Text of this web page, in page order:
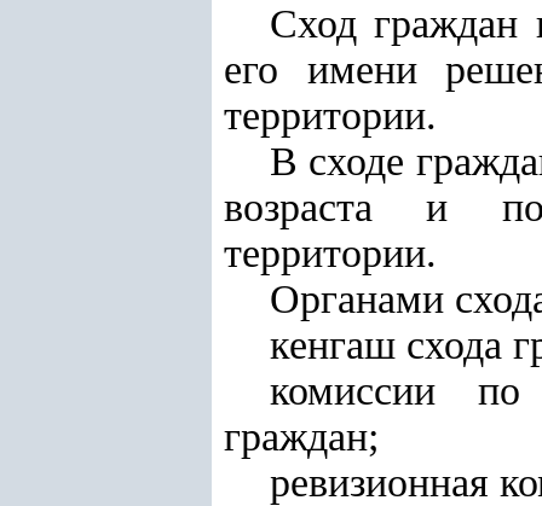
Сход граждан
его имени
территории.
В сходе
возраста и
территории.
Органами
кенгаш схода
комиссии по
граждан;
ревизионная